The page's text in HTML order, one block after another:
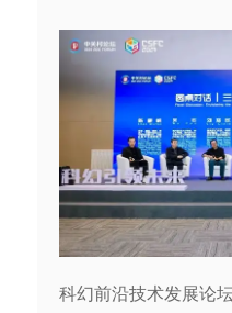
科幻前沿技术发展论